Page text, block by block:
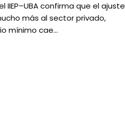
IIEP–UBA confirma que el ajuste
más al sector privado,
mínimo cae…